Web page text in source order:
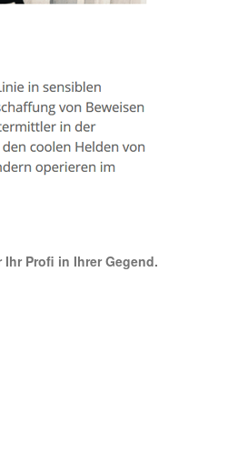
Profi in Ihrer Gegend.